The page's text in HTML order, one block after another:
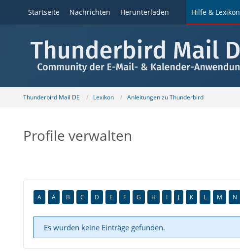
Startseite Nachrichten Herunterladen Hilfe & Lexikon
Thunderbird Mail DE Lexikon Anleitungen zu Thunderbird
Profile verwalten
A Ä B C D E F G H I J K L M N
Es wurden keine Einträge gefunden.